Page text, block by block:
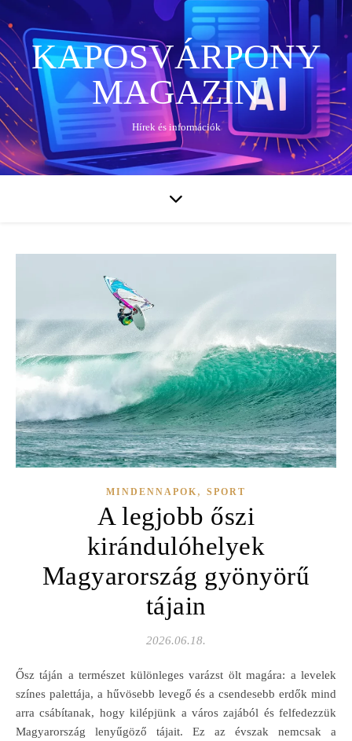
KAPOSVÁRPONY
MAGAZIN
Hírek és információk
MINDENNAPOK , SPORT
A legjobb őszi
kirándulóhelyek
Magyarország gyönyörű
tájain
2026.06.18.
Ősz táján a természet különleges varázst ölt magára: a levelek
színes palettája, a hűvösebb levegő és a csendesebb erdők mind
arra csábítanak, hogy kilépjünk a város zajából és felfedezzük
Magyarország lenyűgöző tájait. Ez az évszak nemcsak a